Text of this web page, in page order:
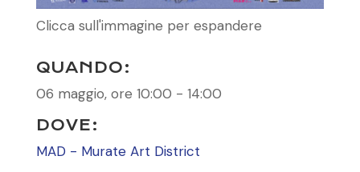
Clicca sull'immagine per espandere
QUANDO:
06 maggio, ore 10:00 - 14:00
DOVE:
MAD - Murate Art District